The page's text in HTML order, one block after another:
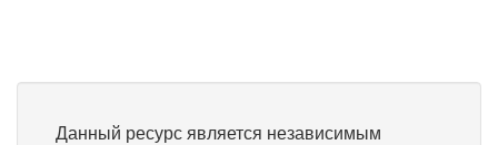
Данный ресурс является независимым